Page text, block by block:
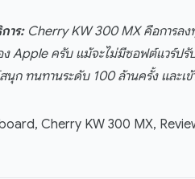
าร:Cherry KW 300 MX คือการลง
Apple ครับ แม้จะไม่มีซอฟต์แวร์ป
ก ทนทานระดับ 100 ล้านครั้ง และเ
Cherry KW 300 MX,